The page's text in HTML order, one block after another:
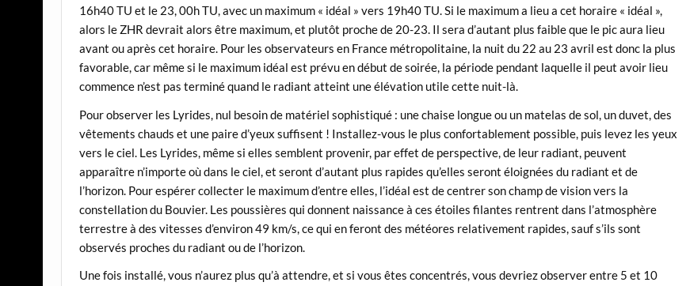
16h40 TU et le 23, 00h TU, avec un maximum « idéal » vers 19h40 TU. Si le maximum a lieu a cet horaire « idéal »,
alors le ZHR devrait alors être maximum, et plutôt proche de 20-23. Il sera d’autant plus faible que le pic aura lieu
avant ou après cet horaire. Pour les observateurs en France métropolitaine, la nuit du 22 au 23 avril est donc la plus
favorable, car même si le maximum idéal est prévu en début de soirée, la période pendant laquelle il peut avoir lieu
commence n’est pas terminé quand le radiant atteint une élévation utile cette nuit-là.
Pour observer les Lyrides, nul besoin de matériel sophistiqué : une chaise longue ou un matelas de sol, un duvet, des
vêtements chauds et une paire d’yeux suffisent ! Installez-vous le plus confortablement possible, puis levez les yeux
vers le ciel. Les Lyrides, même si elles semblent provenir, par effet de perspective, de leur radiant, peuvent
apparaître n’importe où dans le ciel, et seront d’autant plus rapides qu’elles seront éloignées du radiant et de
l’horizon. Pour espérer collecter le maximum d’entre elles, l’idéal est de centrer son champ de vision vers la
constellation du Bouvier. Les poussières qui donnent naissance à ces étoiles filantes rentrent dans l’atmosphère
terrestre à des vitesses d’environ 49 km/s, ce qui en feront des météores relativement rapides, sauf s’ils sont
observés proches du radiant ou de l’horizon.
Une fois installé, vous n’aurez plus qu’à attendre, et si vous êtes concentrés, vous devriez observer entre 5 et 10